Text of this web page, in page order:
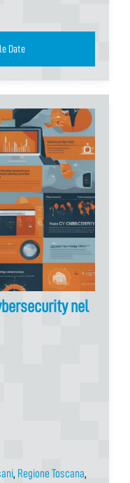
Date
nel
, Regione Toscana,